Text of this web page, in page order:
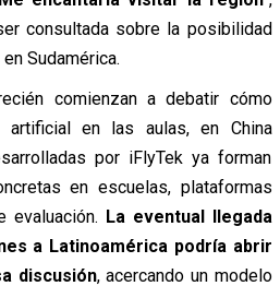
consultada sobre la posibilidad
Sudamérica.
comienzan a debatir cómo
artificial en las aulas, en China
por iFlyTek ya forman
en escuelas, plataformas
evaluación. La eventual llegada
a Latinoamérica podría abrir
discusión, acercando un modelo